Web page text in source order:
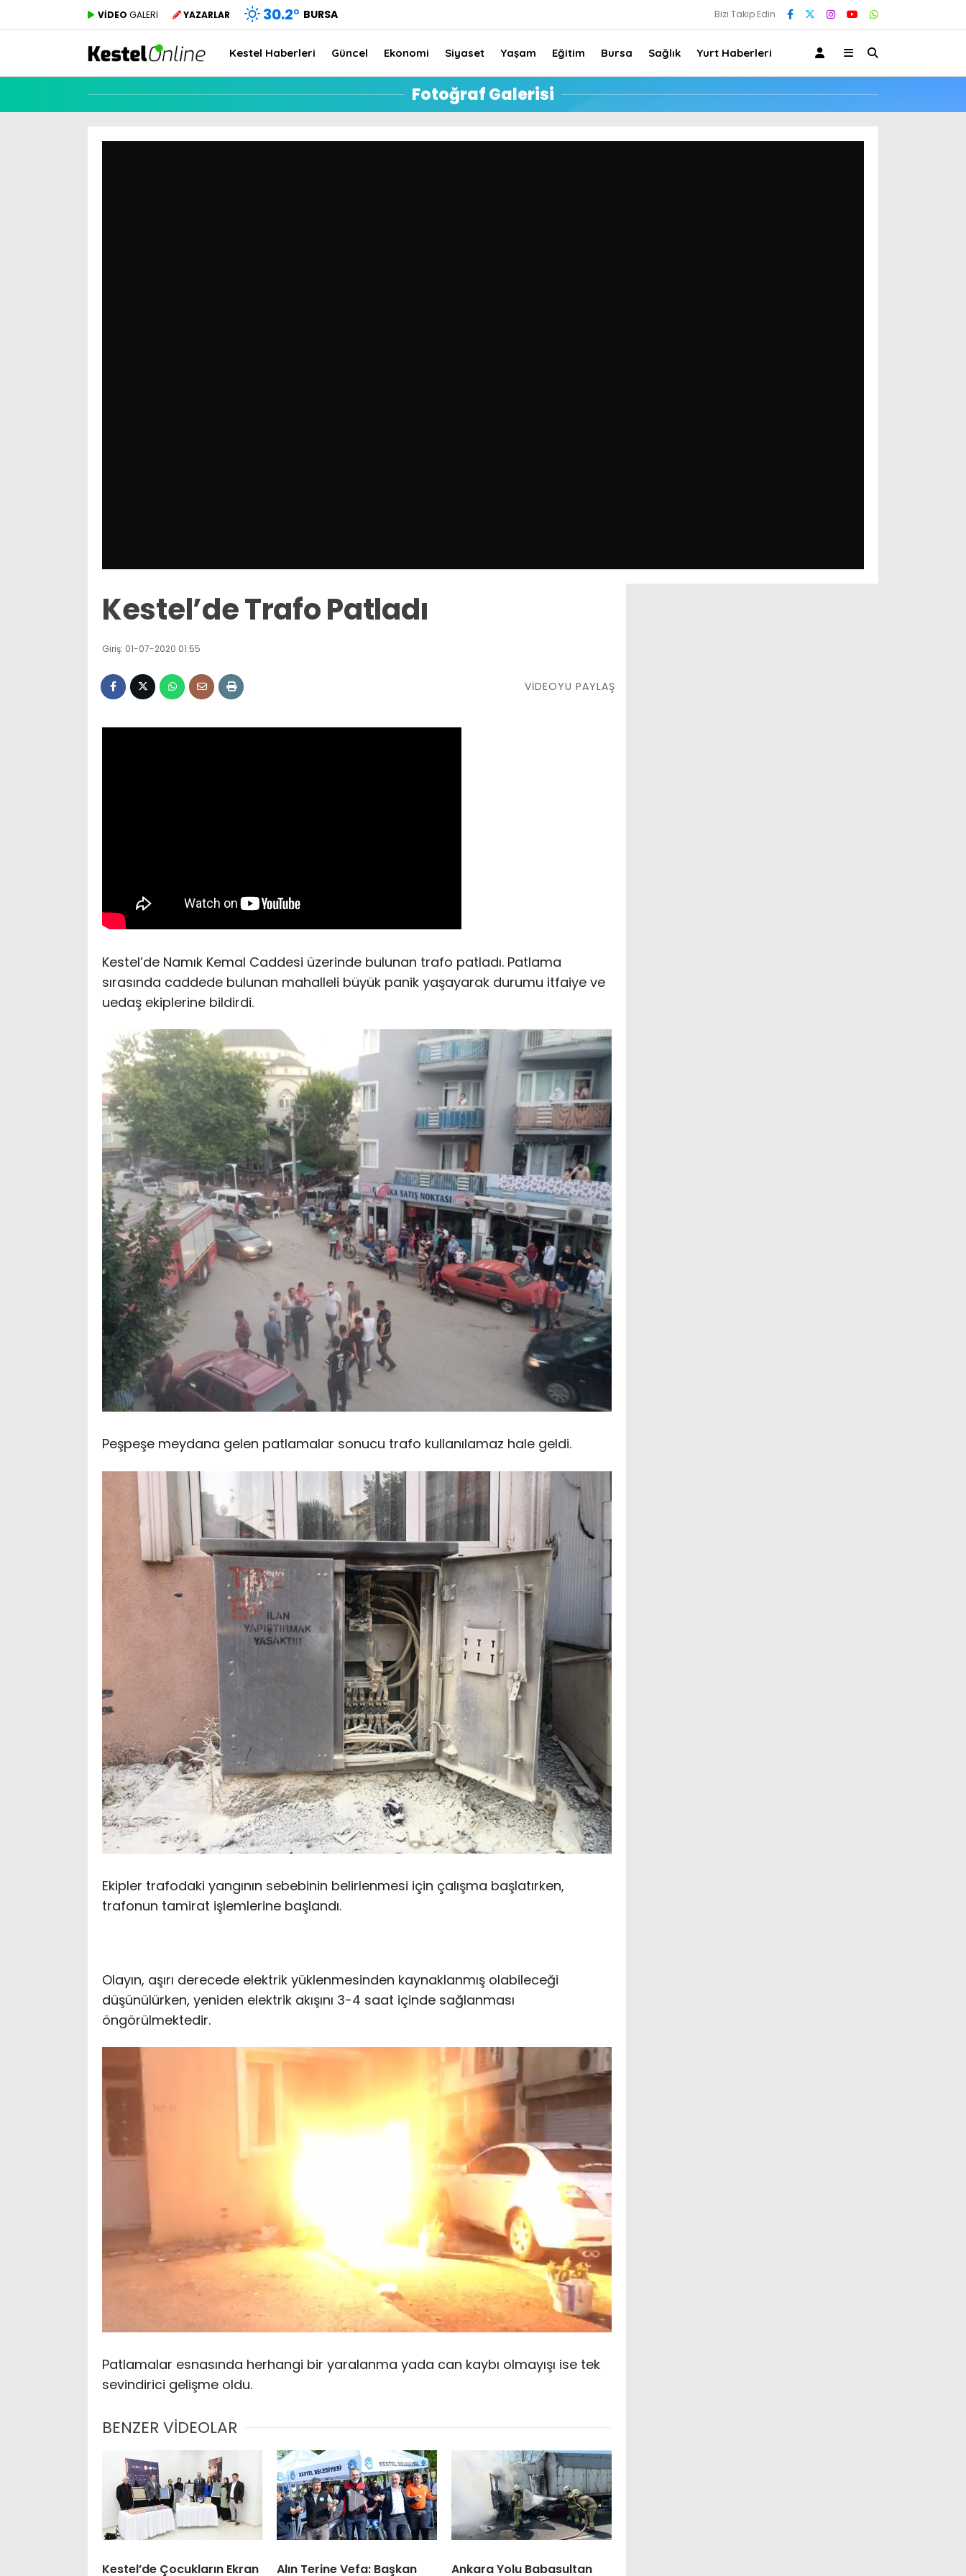
VİDEO GALERİ YAZARLAR 30.2° BURSA Bizi Takip Edin
Kestel Haberleri Güncel Ekonomi Siyaset Yaşam Eğitim Bursa Sağlık Yurt Haberleri
Fotoğraf Galerisi
Kestel’de Trafo Patladı
Giriş: 01-07-2020 01:55
VİDEOYU PAYLAŞ
Kestel’de Namık Kemal Caddesi üzerinde bulunan trafo patladı. Patlama
sırasında caddede bulunan mahalleli büyük panik yaşayarak durumu itfaiye ve
uedaş ekiplerine bildirdi.
Peşpeşe meydana gelen patlamalar sonucu trafo kullanılamaz hale geldi.
Ekipler trafodaki yangının sebebinin belirlenmesi için çalışma başlatırken,
trafonun tamirat işlemlerine başlandı.
Olayın, aşırı derecede elektrik yüklenmesinden kaynaklanmış olabileceği
düşünülürken, yeniden elektrik akışını 3-4 saat içinde sağlanması
öngörülmektedir.
Patlamalar esnasında herhangi bir yaralanma yada can kaybı olmayışı ise tek
sevindirici gelişme oldu.
BENZER VİDEOLAR
Kestel’de Çocukların Ekran Alın Terine Vefa: Başkan Ankara Yolu Babasultan